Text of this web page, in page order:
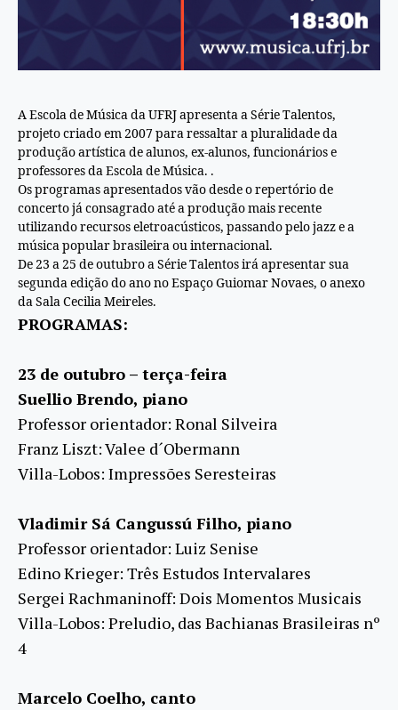
A Escola de Música da UFRJ apresenta a Série Talentos,
projeto criado em 2007 para ressaltar a pluralidade da
produção artística de alunos, ex-alunos, funcionários e
professores da Escola de Música. .
Os programas apresentados vão desde o repertório de
concerto já consagrado até a produção mais recente
utilizando recursos eletroacústicos, passando pelo jazz e a
música popular brasileira ou internacional.
De 23 a 25 de outubro a Série Talentos irá apresentar sua
segunda edição do ano no Espaço Guiomar Novaes, o anexo
da Sala Cecilia Meireles.
PROGRAMAS:
23 de outubro – terça-feira
Suellio Brendo, piano
Professor orientador: Ronal Silveira
Franz Liszt: Valee d´Obermann
Villa-Lobos: Impressões Seresteiras
Vladimir Sá Cangussú Filho, piano
Professor orientador: Luiz Senise
Edino Krieger: Três Estudos Intervalares
Sergei Rachmaninoff: Dois Momentos Musicais
Villa-Lobos: Preludio, das Bachianas Brasileiras nº
4
Marcelo Coelho, canto